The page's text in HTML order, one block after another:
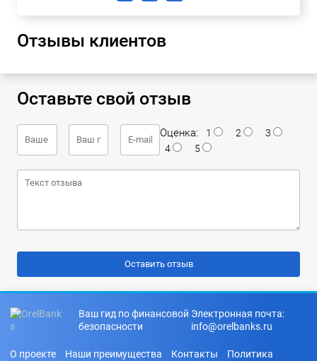
Отзывы клиентов
Оставьте свой отзыв
Оценка: 1 2
3
4
5
Ваш гид по финансовой
безопасности
Электронная почта:
info@orelbanks.ru
О проекте Наши преимущества Контакты
Политика